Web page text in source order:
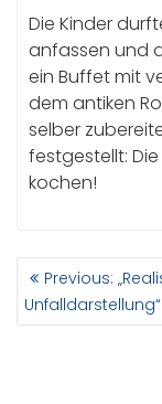
Die Kinder
anfassen und
ein Buffet mit
dem antiken
selber
festgestellt:
kochen!
Previous:
post:
Unfalldarstellung“